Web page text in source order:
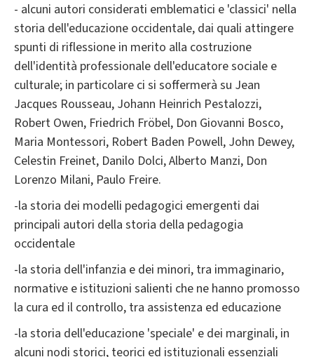
- alcuni autori considerati emblematici e 'classici' nella
storia dell'educazione occidentale, dai quali attingere
spunti di riflessione in merito alla costruzione
dell'identità professionale dell'educatore sociale e
culturale; in particolare ci si soffermerà su Jean
Jacques Rousseau, Johann Heinrich Pestalozzi,
Robert Owen, Friedrich Fröbel, Don Giovanni Bosco,
Maria Montessori, Robert Baden Powell, John Dewey,
Celestin Freinet, Danilo Dolci, Alberto Manzi, Don
Lorenzo Milani, Paulo Freire.
-la storia dei modelli pedagogici emergenti dai
principali autori della storia della pedagogia
occidentale
-la storia dell'infanzia e dei minori, tra immaginario,
normative e istituzioni salienti che ne hanno promosso
la cura ed il controllo, tra assistenza ed educazione
-la storia dell'educazione 'speciale' e dei marginali, in
alcuni nodi storici, teorici ed istituzionali essenziali